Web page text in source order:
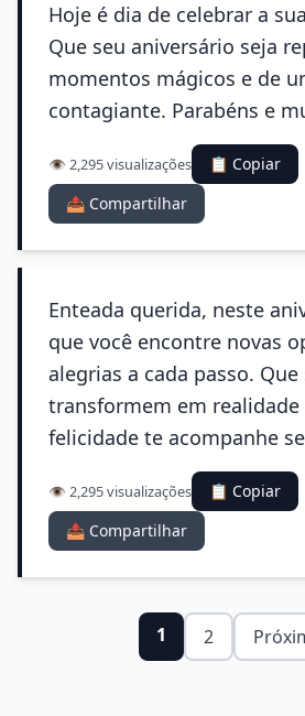
Hoje é dia de celebrar a
Que seu aniversário seja
momentos mágicos e de
contagiante. Parabéns e
👁️ 2,295 visualizações
📋 Copiar
📤 Compartilhar
Enteada querida, neste
que você encontre novas
alegrias a cada passo.
transformem em realidade
felicidade te acompanhe
👁️ 2,295 visualizações
📋 Copiar
📤 Compartilhar
1 2